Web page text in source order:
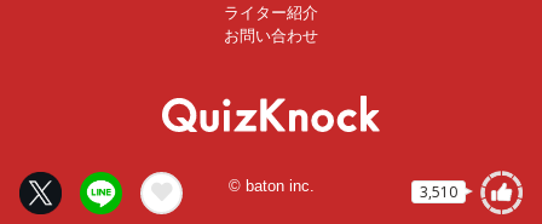
3,510
ライター紹介
お問い合わせ
© baton inc.